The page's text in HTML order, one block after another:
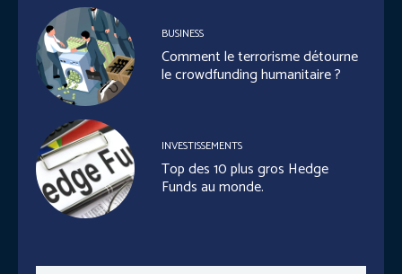
BUSINESS
Comment le terrorisme détourne
le crowdfunding humanitaire ?
INVESTISSEMENTS
Top des 10 plus gros Hedge
Funds au monde.